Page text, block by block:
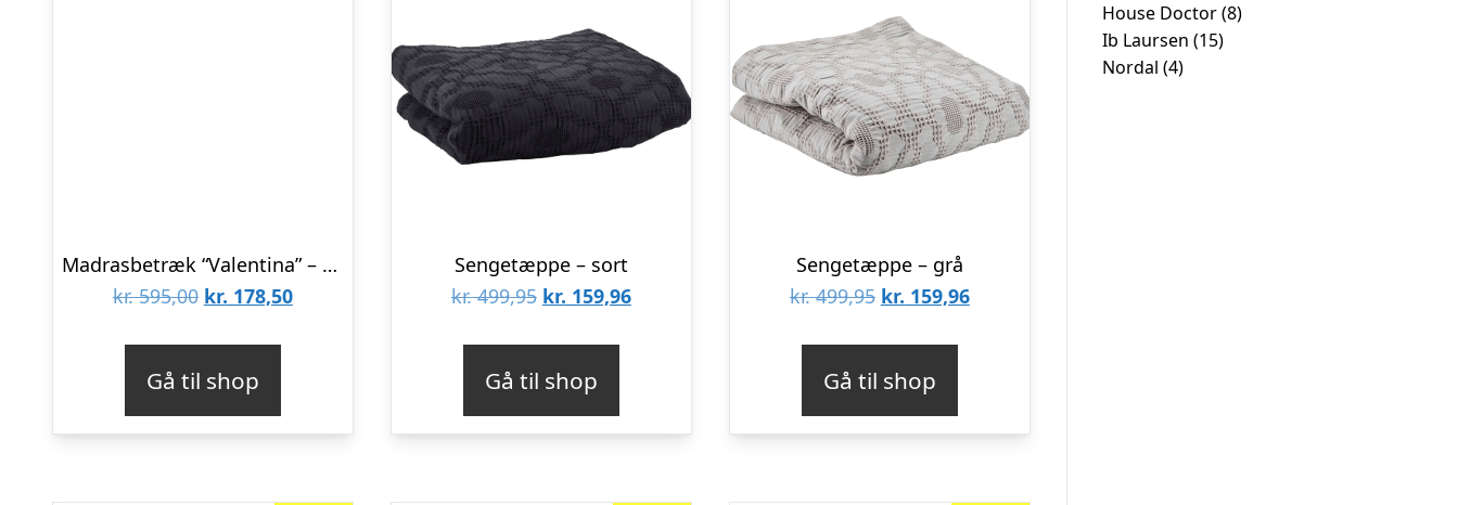
Madrasbetræk “Valentina” – House Doctor 150 x 50
kr.595,00 Den
var:
kr. 595,00.
kr. 178,50Den
kr. 178,50.
Gå til shop
Sengetæppe – sort
kr.499,95 Den
var:
kr. 499,95.
kr. 159,96Den
kr. 159,96.
Gå til shop
Sengetæppe – grå
kr.499,95 Den
var:
kr. 499,95.
kr. 159,96Den
kr. 159,96.
Gå til shop
House Doctor(8)
Ib Laursen (15)
Nordal (4)